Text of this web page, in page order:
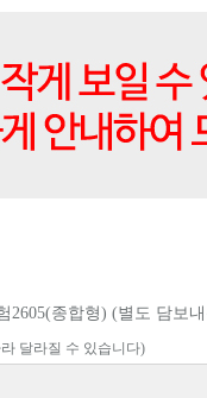
종합형) (별도 담보
달라질 수 있습니다)